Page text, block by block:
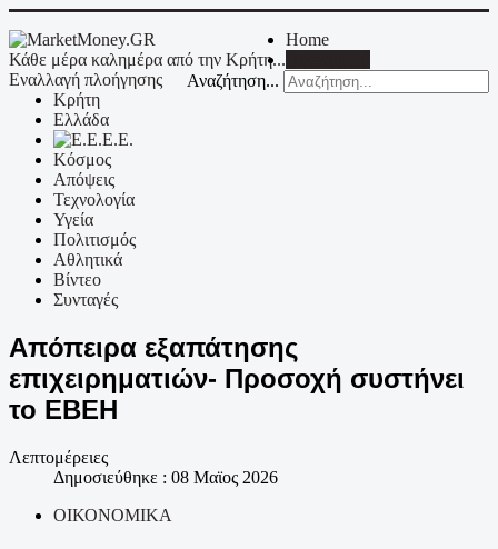
Κάθε μέρα καλημέρα από την Κρήτη...
Αναζήτηση...
Εναλλαγή πλοήγησης
Home
Κρήτη
Ελλάδα
Ε.Ε.
Κόσμος
Απόψεις
Τεχνολογία
Υγεία
Πολιτισμός
Αθλητικά
Βίντεο
Συνταγές
Απόπειρα εξαπάτησης
επιχειρηματιών- Προσοχή συστήνει
το ΕΒΕΗ
Λεπτομέρειες
Δημοσιεύθηκε : 08 Μαϊος 2026
ΟΙΚΟΝΟΜΙΚΑ